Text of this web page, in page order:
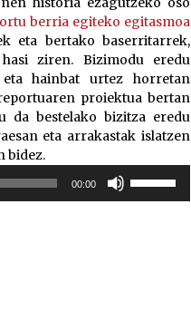
berria egiteko egitasmoa
eta bertako baserritarrek,
ziren. Bizimodu eredu
hainbat urtez horretan
proiektua bertan
da bestelako bizitza eredu
eta arrakastak islatzen
bidez.
00:00